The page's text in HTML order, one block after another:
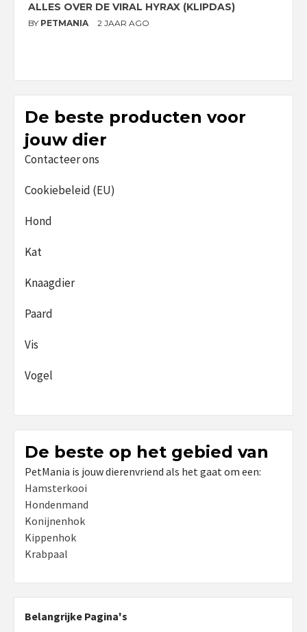
ALLES OVER DE VIRAL HYRAX (KLIPDAS)
BY PETMANIA 2 JAAR AGO
De beste producten voor
jouw dier
Contacteer ons
Cookiebeleid (EU)
Hond
Kat
Knaagdier
Paard
Vis
Vogel
De beste op het gebied van
PetMania is jouw dierenvriend als het gaat om een:
Hamsterkooi
Hondenmand
Konijnenhok
Kippenhok
Krabpaal
Belangrijke Pagina's